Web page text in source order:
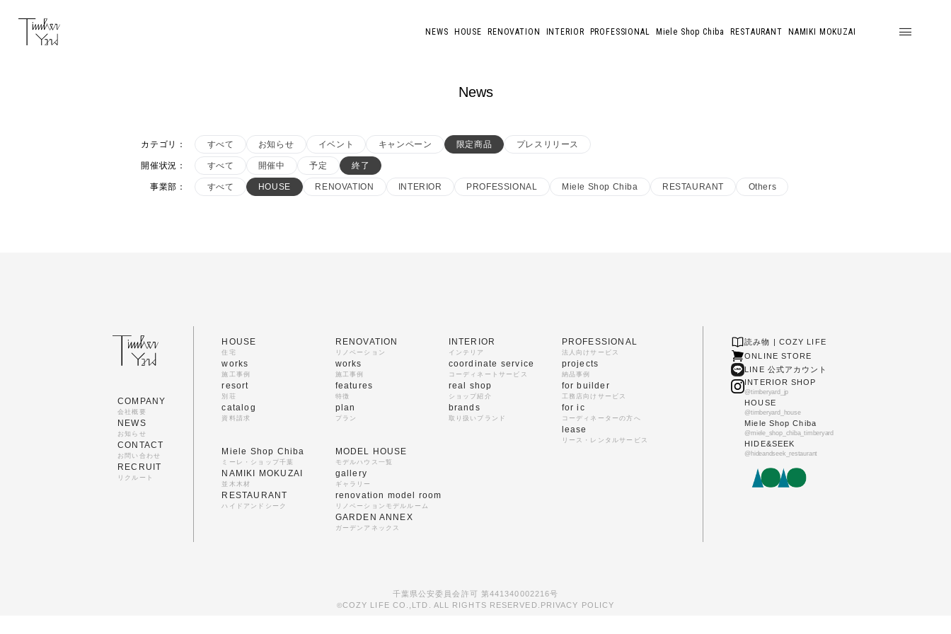
NEWS HOUSE RENOVATION INTERIOR PROFESSIONAL Miele Shop Chiba RESTAURANT NAMIKI MOKUZAI
News
カテゴリ ： すべて お知らせ イベント キャンペーン 限定商品 プレスリリース
開催状況 ： すべて 開催中 予定 終了
事業部 ： すべて HOUSE RENOVATION INTERIOR PROFESSIONAL Miele Shop Chiba RESTAURANT Others
COMPANY
会社概要
NEWS
お知らせ
CONTACT
お問い合わせ
RECRUIT
リクルート
HOUSE
住宅
works
施工事例
resort
別荘
catalog
資料請求
RENOVATION
リノベーション
works
施工事例
features
特徴
plan
プラン
INTERIOR
インテリア
coordinate service
コーディネートサービス
real shop
ショップ紹介
brands
取り扱いブランド
PROFESSIONAL
法人向けサービス
projects
納品事例
for builder
工務店向けサービス
for ic
コーディネーターの方へ
lease
リース・レンタルサービス
Miele Shop Chiba
ミーレ・ショップ千葉
NAMIKI MOKUZAI
並木木材
RESTAURANT
ハイドアンドシーク
MODEL HOUSE
モデルハウス一覧
gallery
ギャラリー
renovation model room
リノベーションモデルルーム
GARDEN ANNEX
ガーデンアネックス
読み物 | COZY LIFE
ONLINE STORE
LINE 公式アカウント
INTERIOR SHOP
@timberyard_jp
HOUSE
@timberyard_house
Miele Shop Chiba
@miele_shop_chiba_timberyard
HIDE&SEEK
@hideandseek_restaurant
千葉県公安委員会許可 第441340002216号
©COZY LIFE CO.,LTD. ALL RIGHTS RESERVED. PRIVACY POLICY